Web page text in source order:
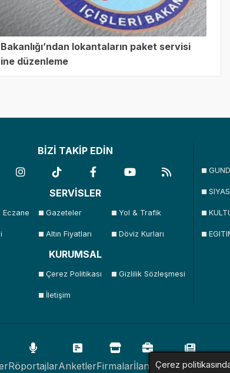
lokantaların paket servisi
düzenleme
BİZİ TAKİP EDİN
SERVİSLER
Eczane Gazeteler Yol & Trafik
Altın Fiyatları Döviz Kurları
KURUMSAL
Çerez Politikası Gizlilik Sözleşmesi
İletişim
RöportajlarAnketlerFirmalarİlanlarResmi İlanlar
Çerez